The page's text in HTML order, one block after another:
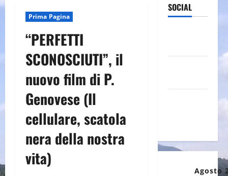
Prima Pagina
“PERFETTI
SCONOSCIUTI”, il
nuovo film di P.
Genovese (Il
cellulare, scatola
nera della nostra
vita)
SOCIAL
Agosto